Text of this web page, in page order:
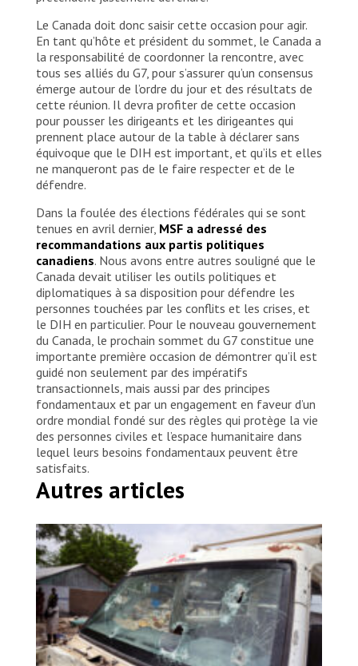
Le Canada doit donc saisir cette occasion pour agir.
En tant qu’hôte et président du sommet, le Canada a
la responsabilité de coordonner la rencontre, avec
tous ses alliés du G7, pour s’assurer qu’un consensus
émerge autour de l’ordre du jour et des résultats de
cette réunion. Il devra profiter de cette occasion
pour pousser les dirigeants et les dirigeantes qui
prennent place autour de la table à déclarer sans
équivoque que le DIH est important, et qu’ils et elles
ne manqueront pas de le faire respecter et de le
défendre.
Dans la foulée des élections fédérales qui se sont
tenues en avril dernier, MSF a adressé des
recommandations aux partis politiques
canadiens. Nous avons entre autres souligné que le
Canada devait utiliser les outils politiques et
diplomatiques à sa disposition pour défendre les
personnes touchées par les conflits et les crises, et
le DIH en particulier. Pour le nouveau gouvernement
du Canada, le prochain sommet du G7 constitue une
importante première occasion de démontrer qu’il est
guidé non seulement par des impératifs
transactionnels, mais aussi par des principes
fondamentaux et par un engagement en faveur d’un
ordre mondial fondé sur des règles qui protège la vie
des personnes civiles et l’espace humanitaire dans
lequel leurs besoins fondamentaux peuvent être
satisfaits.
Autres articles